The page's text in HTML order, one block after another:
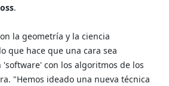
.
la geometría y la ciencia
que hace que una cara sea
'software' con los algoritmos de los
"Hemos ideado una nueva técnica